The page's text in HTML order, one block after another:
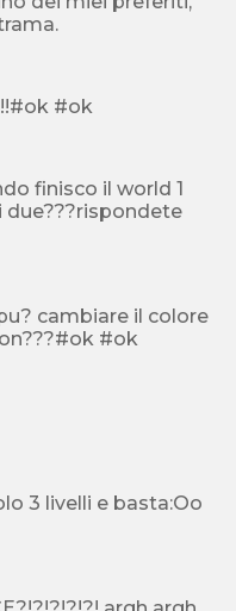
#ok
finisco il world 1
due???rispondete
cambiare il colore
#ok
3 livelli e basta:Oo